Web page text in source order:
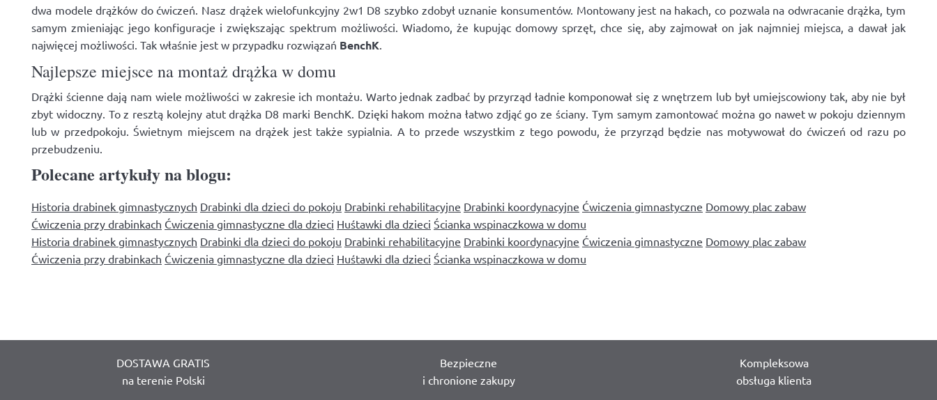
dwa modele drążków do ćwiczeń. Nasz drążek wielofunkcyjny 2w1 D8 szybko zdobył uznanie konsumentów. Montowany jest na hakach, co pozwala na odwracanie drążka, tym
samym zmieniając jego konfiguracje i zwiększając spektrum możliwości. Wiadomo, że kupując domowy sprzęt, chce się, aby zajmował on jak najmniej miejsca, a dawał jak
najwięcej możliwości. Tak właśnie jest w przypadku rozwiązań BenchK.
Najlepsze miejsce na montaż drążka w domu
Drążki ścienne dają nam wiele możliwości w zakresie ich montażu. Warto jednak zadbać by przyrząd ładnie komponował się z wnętrzem lub był umiejscowiony tak, aby nie był
zbyt widoczny. To z resztą kolejny atut drążka D8 marki BenchK. Dzięki hakom można łatwo zdjąć go ze ściany. Tym samym zamontować można go nawet w pokoju dziennym
lub w przedpokoju. Świetnym miejscem na drążek jest także sypialnia. A to przede wszystkim z tego powodu, że przyrząd będzie nas motywował do ćwiczeń od razu po
przebudzeniu.
Polecane artykuły na blogu:
Historia drabinek gimnastycznych Drabinki dla dzieci do pokoju Drabinki rehabilitacyjne Drabinki koordynacyjne Ćwiczenia gimnastyczne Domowy plac zabaw
Ćwiczenia przy drabinkach Ćwiczenia gimnastyczne dla dzieci Huśtawki dla dzieci Ścianka wspinaczkowa w domu
Historia drabinek gimnastycznych Drabinki dla dzieci do pokoju Drabinki rehabilitacyjne Drabinki koordynacyjne Ćwiczenia gimnastyczne Domowy plac zabaw
Ćwiczenia przy drabinkach Ćwiczenia gimnastyczne dla dzieci Huśtawki dla dzieci Ścianka wspinaczkowa w domu
DOSTAWA GRATIS
na terenie Polski
Bezpieczne
i chronione zakupy
Kompleksowa
obsługa klienta